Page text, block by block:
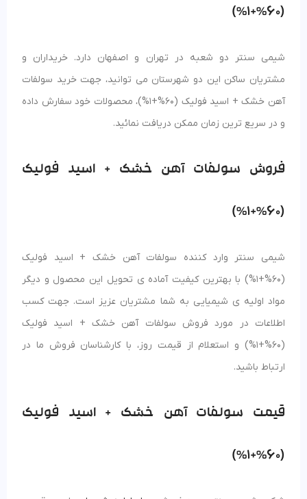
(60%+1%)
شیمی سنتر دو شعبه در تهران و اصفهان دارد. خریداران و
مشتریان ساکن این دو شهرستان می توانید، جهت خرید سولفات
آهن خشک + اسید فولیک (60%+1%)، محصولات خود سفارش داده
و در سریع ترین زمان ممکن دریافت نمائید.
فروش سولفات آهن خشک + اسید فولیک
(60%+1%)
شیمی سنتر وارد کننده سولفات آهن خشک + اسید فولیک
(60%+1%) با بهترین کیفیت آماده ی تحویل این محصول و دیگر
مواد اولیه ی شیمیایی به شما مشتریان عزیز است. جهت کسب
اطلاعات در مورد فروش سولفات آهن خشک + اسید فولیک
(60%+1%) و استعلام از قیمت روز، با کارشناسان فروش ما در
ارتباط باشید.
قیمت سولفات آهن خشک + اسید فولیک
(60%+1%)